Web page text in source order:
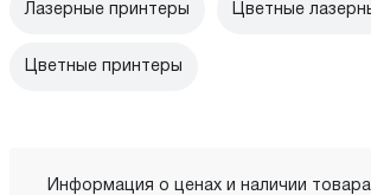
Лазерные принтеры Цветные
Цветные принтеры
Информация о ценах и наличии